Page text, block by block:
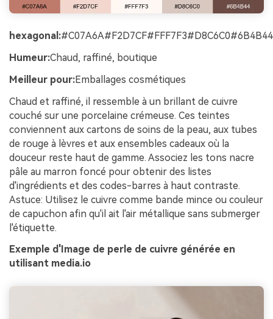
hexagonal:#C07A6A#F2D7CF#FFF7F3#D8C6C0#6B4B44
Humeur:Chaud, raffiné, boutique
Meilleur pour:Emballages cosmétiques
Chaud et raffiné, il ressemble à un brillant de cuivre
couché sur une porcelaine crémeuse. Ces teintes
conviennent aux cartons de soins de la peau, aux tubes
de rouge à lèvres et aux ensembles cadeaux où la
douceur reste haut de gamme. Associez les tons nacre
pâle au marron foncé pour obtenir des listes
d'ingrédients et des codes-barres à haut contraste.
Astuce: Utilisez le cuivre comme bande mince ou couleur
de capuchon afin qu'il ait l'air métallique sans submerger
l'étiquette.
Exemple d'Image de perle de cuivre générée en
utilisant media.io